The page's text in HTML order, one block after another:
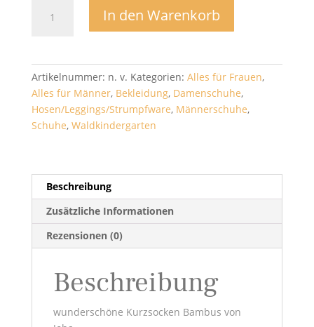
Socken
Joha
Menge
In den Warenkorb
Artikelnummer: n. v. Kategorien: Alles für Frauen,
Alles für Männer, Bekleidung, Damenschuhe,
Hosen/Leggings/Strumpfware, Männerschuhe,
Schuhe, Waldkindergarten
Beschreibung
Zusätzliche Informationen
Rezensionen (0)
Beschreibung
wunderschöne Kurzsocken Bambus von